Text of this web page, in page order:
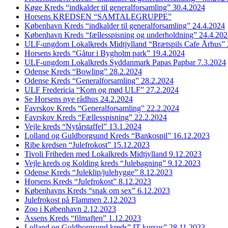
Køge Kreds “indkalder til generalforsamling” 30.4.2024
Horsens KREDSEN “SAMTALEGRUPPE”
København Kreds “indkalder til generalforsamling” 24.4.2024
København Kreds “fællesspisning og underholdning”
ULF-ungdom Lokalkreds Midtjylland “Brætspils Cafe Århus”
Horsens kreds “Gåtur i Bygholm park” 19.4.2024
ULF-ungdom Lokalkreds Syddanmark Papas Papbar 7.3.2024
Odense Kreds “Bowling” 28.2.2024
Odense Kreds “Generalforsamling” 28.2.2024
ULF Fredericia “Kom og mød ULF” 27.2.2024
Se Horsens nye rådhus 24.2.2024
Favrskov Kreds “Generalforsamling” 22.2.2024
Favrskov Kreds “Fællesspisning” 22.2.2024
Vejle kreds “Nytårstaffel” 13.1.2024
Lolland og Guldborgsund Kreds “Bankospil” 16.12.2023
Ribe kredsen “Julefrokost” 15.12.2023
Tivoli Friheden med Lokalkreds Midtjylland 9.12.2023
Vejle kreds og Kolding kreds “Julebagning” 9.12.2023
Odense Kreds “Juleklip/julehygge” 8.12.2023
Horsens Kreds “Julefrokost” 8.12.2023
Københavns Kreds “snak om sex” 6.12.2023
Julefrokost på Flammen 2.12.2023
Zoo i København 2.12.2023
Assens Kreds “filmaften” 1.12.2023